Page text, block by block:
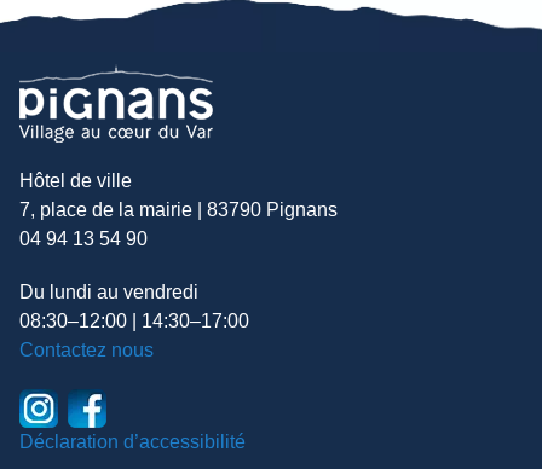
Hôtel de ville
7, place de la mairie | 83790 Pignans
04 94 13 54 90
Du lundi au vendredi
08:30–12:00 | 14:30–17:00
Contactez nous
Déclaration d’accessibilité